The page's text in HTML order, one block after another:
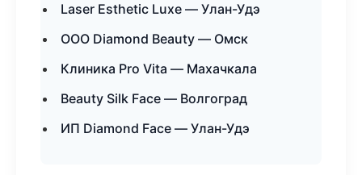
Laser Esthetic Luxe — Улан-Удэ
ООО Diamond Beauty — Омск
Клиника Pro Vita — Махачкала
Beauty Silk Face — Волгоград
ИП Diamond Face — Улан-Удэ